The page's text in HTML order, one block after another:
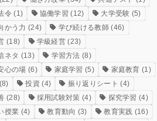
令 (1) 協働学習 (12) 大学受験 (5)
かう力 (24) 学び続ける教師(46)
(18) 学級経営 (23)
ネタ (13) 学習方法 (8)
心の場 (6) 家庭学習 (5) 家庭教育 (1)
(8) 投資 (4) 振り返りシート (4)
(28) 採用試験対策 (4) 探究学習 (4)
授業 (4) 教育動向 (3) 教育実践 (16)